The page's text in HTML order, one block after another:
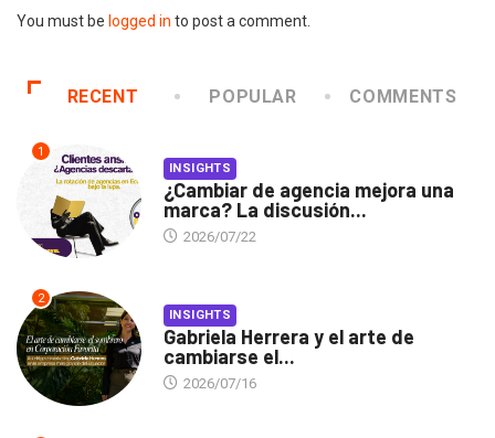
You must be logged in to post a comment.
RECENT POPULAR COMMENTS
1
INSIGHTS
¿Cambiar de agencia mejora una
marca? La discusión...
2026/07/22
2
INSIGHTS
Gabriela Herrera y el arte de
cambiarse el...
2026/07/16